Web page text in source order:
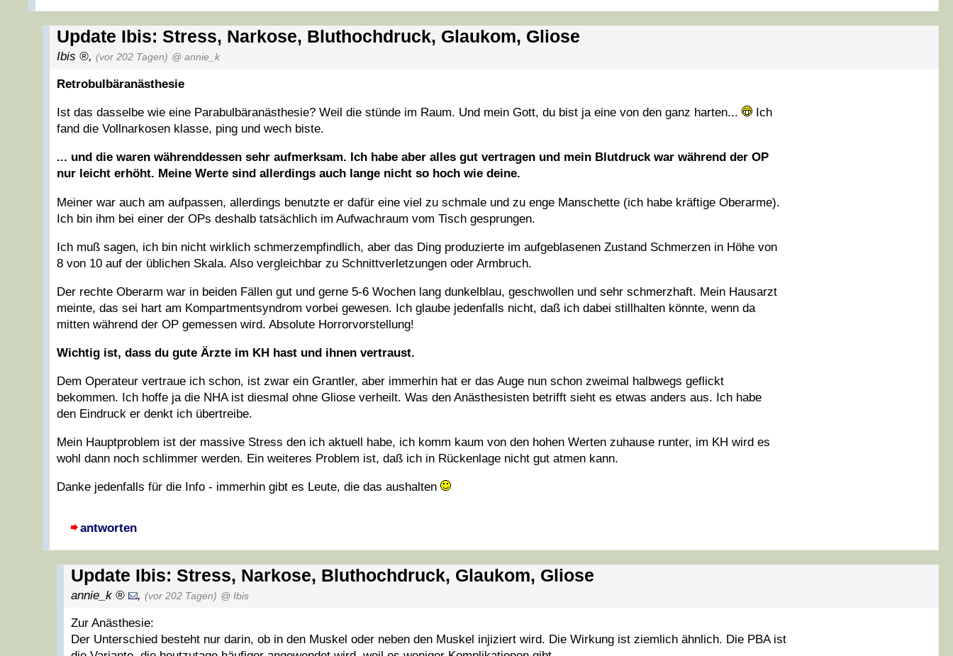
Update Ibis: Stress, Narkose, Bluthochdruck, Glaukom, Gliose
Ibis , (vor 202 Tagen) @ annie_k
Retrobulbäranästhesie
Ist das dasselbe wie eine Parabulbäranästhesie? Weil die stünde im Raum. Und mein Gott, du bist ja eine von den ganz harten...
Ich
fand die Vollnarkosen klasse, ping und wech biste.
... und die waren währenddessen sehr aufmerksam. Ich habe aber alles gut vertragen und mein Blutdruck war während der OP
nur leicht erhöht. Meine Werte sind allerdings auch lange nicht so hoch wie deine.
Meiner war auch am aufpassen, allerdings benutzte er dafür eine viel zu schmale und zu enge Manschette (ich habe kräftige Oberarme).
Ich bin ihm bei einer der OPs deshalb tatsächlich im Aufwachraum vom Tisch gesprungen.
Ich muß sagen, ich bin nicht wirklich schmerzempfindlich, aber das Ding produzierte im aufgeblasenen Zustand Schmerzen in Höhe von
8 von 10 auf der üblichen Skala. Also vergleichbar zu Schnittverletzungen oder Armbruch.
Der rechte Oberarm war in beiden Fällen gut und gerne 5-6 Wochen lang dunkelblau, geschwollen und sehr schmerzhaft. Mein Hausarzt
meinte, das sei hart am Kompartmentsyndrom vorbei gewesen. Ich glaube jedenfalls nicht, daß ich dabei stillhalten könnte, wenn da
mitten während der OP gemessen wird. Absolute Horrorvorstellung!
Wichtig ist, dass du gute Ärzte im KH hast und ihnen vertraust.
Dem Operateur vertraue ich schon, ist zwar ein Grantler, aber immerhin hat er das Auge nun schon zweimal halbwegs geflickt
bekommen. Ich hoffe ja die NHA ist diesmal ohne Gliose verheilt. Was den Anästhesisten betrifft sieht es etwas anders aus. Ich habe
den Eindruck er denkt ich übertreibe.
Mein Hauptproblem ist der massive Stress den ich aktuell habe, ich komm kaum von den hohen Werten zuhause runter, im KH wird es
wohl dann noch schlimmer werden. Ein weiteres Problem ist, daß ich in Rückenlage nicht gut atmen kann.
Danke jedenfalls für die Info - immerhin gibt es Leute, die das aushalten
antworten
Update Ibis: Stress, Narkose, Bluthochdruck, Glaukom, Gliose
annie_k , (vor 202 Tagen) @ Ibis
Zur Anästhesie:
Der Unterschied besteht nur darin, ob in den Muskel oder neben den Muskel injiziert wird. Die Wirkung ist ziemlich ähnlich. Die PBA ist